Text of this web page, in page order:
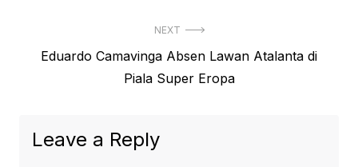
NEXT
NextEduardo Camavinga Absen Lawan Atalanta di
Piala Super Eropa
Leave a Reply